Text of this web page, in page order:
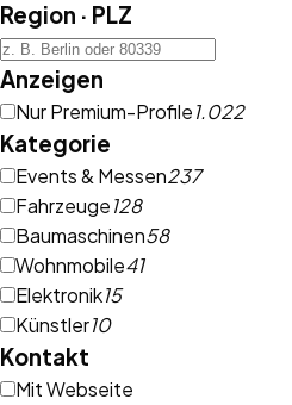
Region · PLZ
Anzeigen
Nur Premium-Profile1.022
Kategorie
Events & Messen237
Fahrzeuge128
Baumaschinen58
Wohnmobile41
Elektronik15
Künstler10
Kontakt
Mit Webseite